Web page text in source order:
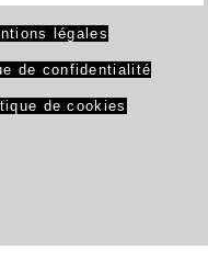
légales
de confidentialité
de cookies